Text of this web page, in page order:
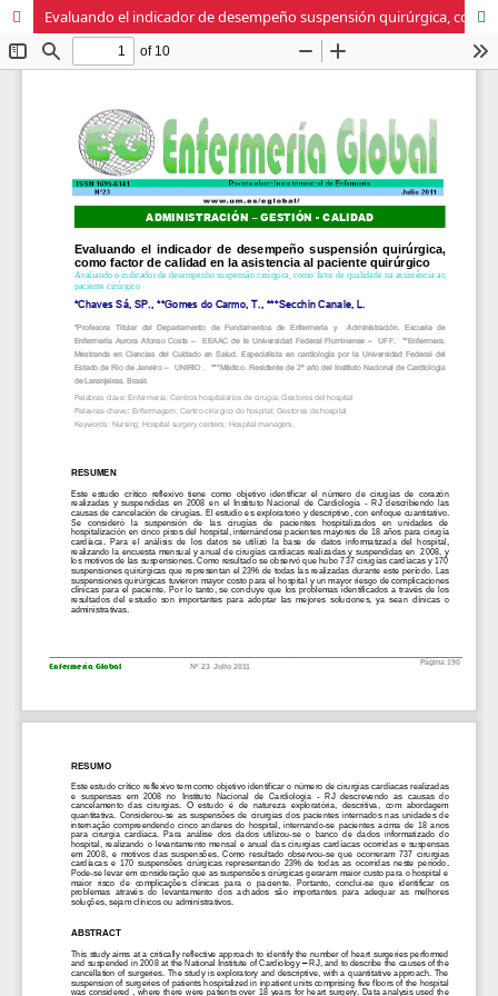
Evaluando el indicador de desempeño suspensión quirúrgica, como factor de calidad en la asistencia al paciente quirúrgico